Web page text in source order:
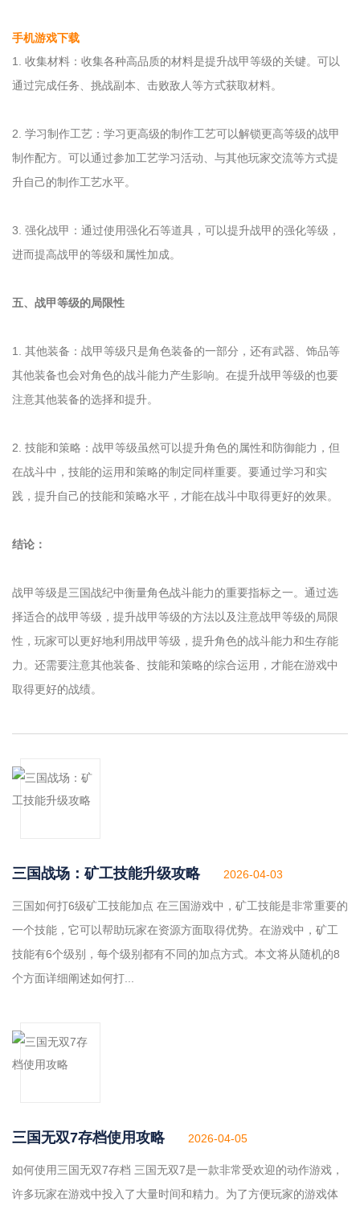
手机游戏下载
1. 收集材料：收集各种高品质的材料是提升战甲等级的关键。可以
通过完成任务、挑战副本、击败敌人等方式获取材料。
2. 学习制作工艺：学习更高级的制作工艺可以解锁更高等级的战甲
制作配方。可以通过参加工艺学习活动、与其他玩家交流等方式提
升自己的制作工艺水平。
3. 强化战甲：通过使用强化石等道具，可以提升战甲的强化等级，
进而提高战甲的等级和属性加成。
五、战甲等级的局限性
1. 其他装备：战甲等级只是角色装备的一部分，还有武器、饰品等
其他装备也会对角色的战斗能力产生影响。在提升战甲等级的也要
注意其他装备的选择和提升。
2. 技能和策略：战甲等级虽然可以提升角色的属性和防御能力，但
在战斗中，技能的运用和策略的制定同样重要。要通过学习和实
践，提升自己的技能和策略水平，才能在战斗中取得更好的效果。
结论：
战甲等级是三国战纪中衡量角色战斗能力的重要指标之一。通过选
择适合的战甲等级，提升战甲等级的方法以及注意战甲等级的局限
性，玩家可以更好地利用战甲等级，提升角色的战斗能力和生存能
力。还需要注意其他装备、技能和策略的综合运用，才能在游戏中
取得更好的战绩。
三国战场：矿工技能升级攻略 2026-04-03
三国如何打6级矿工技能加点 在三国游戏中，矿工技能是非常重要的
一个技能，它可以帮助玩家在资源方面取得优势。在游戏中，矿工
技能有6个级别，每个级别都有不同的加点方式。本文将从随机的8
个方面详细阐述如何打...
三国无双7存档使用攻略 2026-04-05
如何使用三国无双7存档 三国无双7是一款非常受欢迎的动作游戏，
许多玩家在游戏中投入了大量时间和精力。为了方便玩家的游戏体